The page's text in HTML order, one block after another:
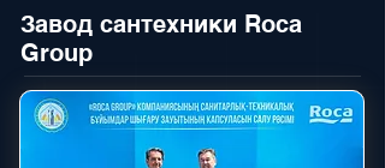
Завод сантехники Roca
Group